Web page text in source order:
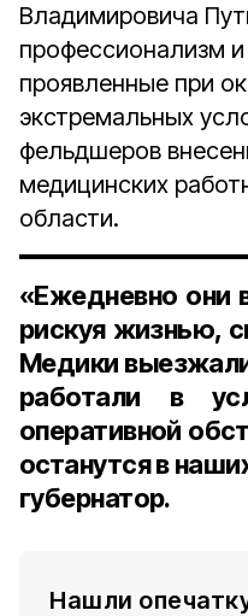
Владимировича
профессионализм
проявленные при
экстремальных
фельдшеров
медицинских
области.
«Ежедневно они
рискуя жизнью,
Медики
работали в
оперативной
останутся в
губернатор.
Нашли